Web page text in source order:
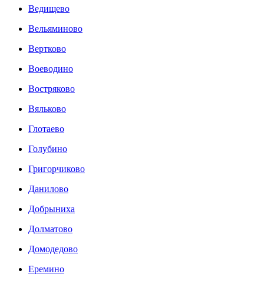
Ведищево
Вельяминово
Вертково
Воеводино
Востряково
Вяльково
Глотаево
Голубино
Григорчиково
Данилово
Добрыниха
Долматово
Домодедово
Еремино